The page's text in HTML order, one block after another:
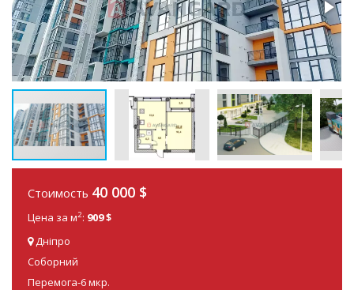
Стоимость 40 000 $
Цена за м2: 909 $
Дніпро
Соборний
Перемога-6 мкр.